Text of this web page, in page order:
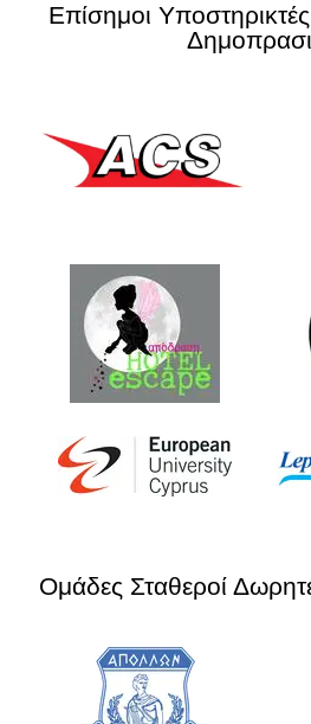
Επίσημοι
Ομάδες Σταθεροί